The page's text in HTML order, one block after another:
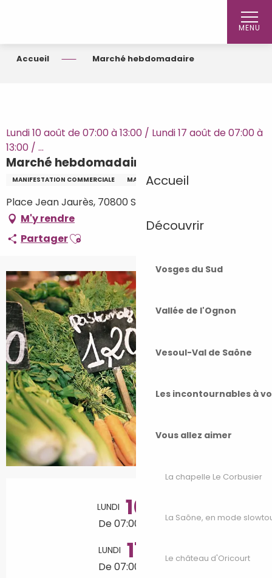
MENU
Accueil
Découvrir
Vosges du Sud
Vallée de l'Ognon
Vesoul-Val de Saône
Les incontournables à
Vous allez aimer
La chapelle Le Corbusier
La Saône, en mode
Le château d'Oricourt
Accueil Marché hebdomadaire
Lundi 10 août de 07:00 à 13:00 / Lundi 17 août de 07:00 à
13:00 / ...
Marché hebdomadaire
MANIFESTATION COMMERCIALE MARCHÉ HEBDOMADAIRE
Place Jean Jaurès, 70800 Saint-Loup-sur-Semouse
M'y rendre
PartagerAjouter aux favoris
LUNDI 10
De 07:00 à 13:00
LUNDI 17
De 07:00 à 13:00